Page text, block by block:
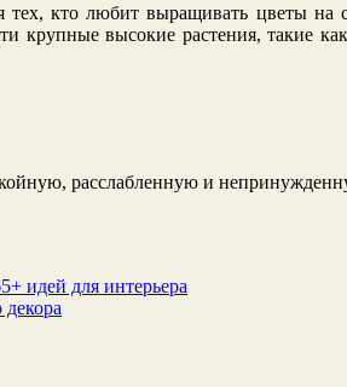
кто любит выращивать цветы
крупные высокие растения, такие
расслабленную и
идей для интерьера